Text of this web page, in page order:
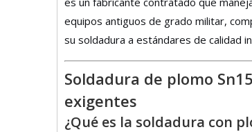
equipos antiguos de grado militar,
su soldadura a estándares de calidad
Soldadura de plomo
exigentes
¿Qué es la soldadura con